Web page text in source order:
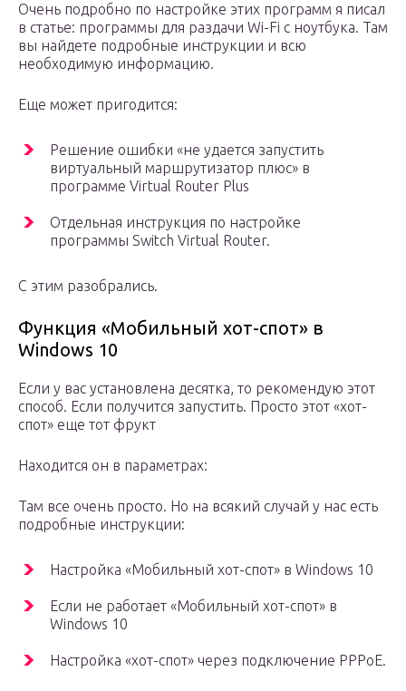
Очень подробно по настройке этих программ я писал
в статье: программы для раздачи Wi-Fi с ноутбука. Там
вы найдете подробные инструкции и всю
необходимую информацию.
Еще может пригодится:
Решение ошибки «не удается запустить
виртуальный маршрутизатор плюс» в
программе Virtual Router Plus
Отдельная инструкция по настройке
программы Switch Virtual Router.
С этим разобрались.
Функция «Мобильный хот-спот» в
Windows 10
Если у вас установлена десятка, то рекомендую этот
способ. Если получится запустить. Просто этот «хот-
спот» еще тот фрукт
Находится он в параметрах:
Там все очень просто. Но на всякий случай у нас есть
подробные инструкции:
Настройка «Мобильный хот-спот» в Windows 10
Если не работает «Мобильный хот-спот» в
Windows 10
Настройка «хот-спот» через подключение PPPoE.